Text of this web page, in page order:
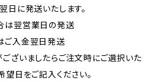
日に発送いたします。
は翌営業日の発送
入金翌日発送
ざいましたらご注文時にご選択いた
望日をご記入ください。